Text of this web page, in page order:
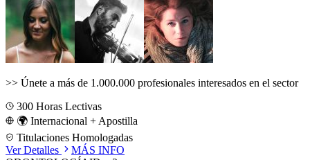
>> Únete a más de 1.000.000 profesionales interesados en el sector
300 Horas Lectivas
🌍 Internacional + Apostilla
Titulaciones Homologadas
Ver Detalles
MÁS INFO